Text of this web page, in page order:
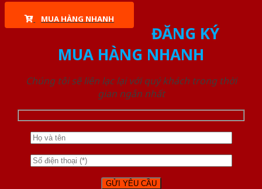
MUA HÀNG NHANH
ĐĂNG KÝ
MUA HÀNG NHANH
Chúng tôi sẽ liên lạc lại với quý khách trong thời
gian ngắn nhất